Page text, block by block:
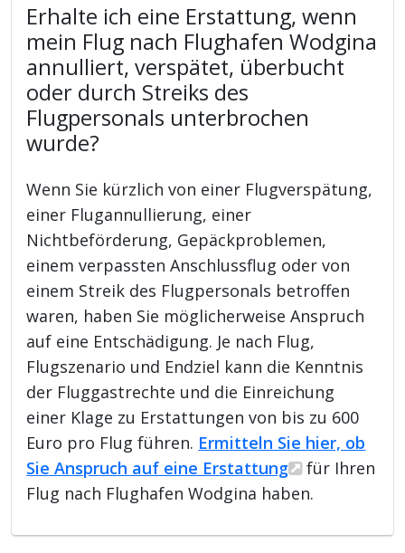
Erhalte ich eine Erstattung, wenn
mein Flug nach Flughafen Wodgina
annulliert, verspätet, überbucht
oder durch Streiks des
Flugpersonals unterbrochen
wurde?
Wenn Sie kürzlich von einer Flugverspätung,
einer Flugannullierung, einer
Nichtbeförderung, Gepäckproblemen,
einem verpassten Anschlussflug oder von
einem Streik des Flugpersonals betroffen
waren, haben Sie möglicherweise Anspruch
auf eine Entschädigung. Je nach Flug,
Flugszenario und Endziel kann die Kenntnis
der Fluggastrechte und die Einreichung
einer Klage zu Erstattungen von bis zu 600
Euro pro Flug führen. Ermitteln Sie hier, ob
Sie Anspruch auf eine Erstattung
für Ihren
Flug nach Flughafen Wodgina haben.